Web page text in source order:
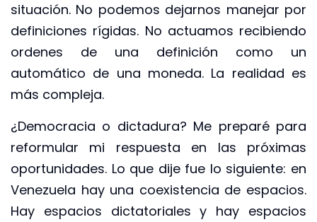
situación. No podemos dejarnos manejar por
definiciones rígidas. No actuamos recibiendo
ordenes de una definición como un
automático de una moneda. La realidad es
más compleja.
¿Democracia o dictadura? Me preparé para
reformular mi respuesta en las próximas
oportunidades. Lo que dije fue lo siguiente: en
Venezuela hay una coexistencia de espacios.
Hay espacios dictatoriales y hay espacios